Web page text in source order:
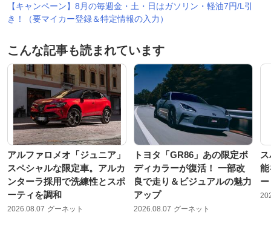
【キャンペーン】8月の毎週金・土・日はガソリン・軽油7円/L引
き！（要マイカー登録＆特定情報の入力）
こんな記事も読まれています
アルファロメオ「ジュニア」
スペシャルな限定車。アルカ
ンターラ採用で洗練性とスポ
ーティを調和
2026.08.07 グーネット
トヨタ「GR86」あの限定ボ
ディカラーが復活！ 一部改
良で走り＆ビジュアルの魅力
アップ
2026.08.07 グーネット
能